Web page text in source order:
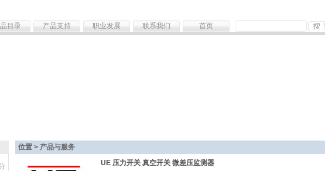
目录 产品支持 职业发展 联系我们 首页
位置 > 产品与服务
UE 压力开关 真空开关 微差压监测器